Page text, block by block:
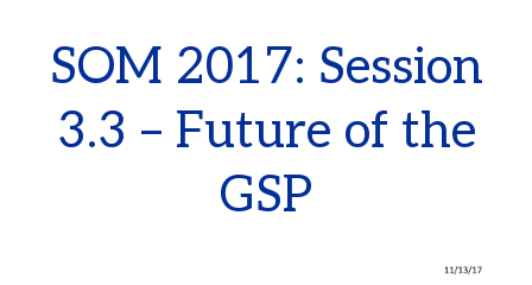
SOM 2017: Session
3.3 – Future of the
GSP